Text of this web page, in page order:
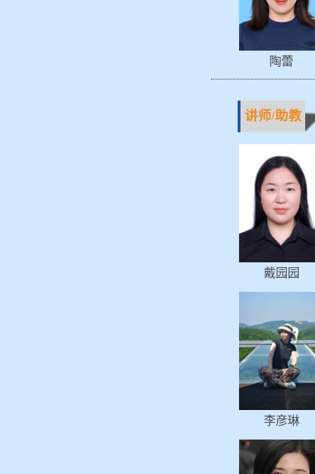
陶蕾
讲师/助教
戴园园
李彦琳